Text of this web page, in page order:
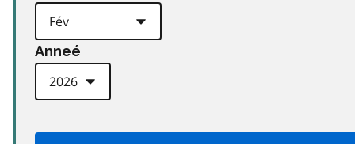
Anneé